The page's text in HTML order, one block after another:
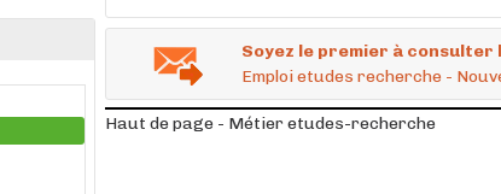
Soyez le premier à consulter
Emploi etudes recherche -
Haut de page - Métier etudes-recherche